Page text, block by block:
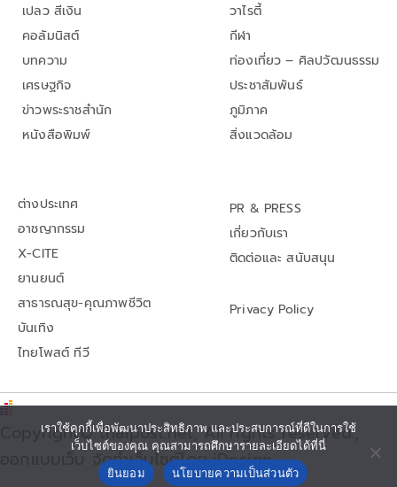
เปลว สีเงิน
คอลัมนิสต์
บทความ
เศรษฐกิจ
ข่าวพระราชสำนัก
หนังสือพิมพ์
วาไรตี้
กีฬา
ท่องเที่ยว – ศิลปวัฒนธรรม
ประชาสัมพันธ์
ภูมิภาค
สิ่งแวดล้อม
ต่างประเทศ
อาชญากรรม
X-CITE
ยานยนต์
สาธารณสุข-คุณภาพชีวิต
บันเทิง
ไทยโพสต์ ทีวี
PR & PRESS
เกี่ยวกับเรา
ติดต่อและ สนับสนุน
Privacy Policy
Copyright© thaipost.net, All rights reserved.,
ออกแบบเว็บ จัดทำเว็บไซต์โดย iDesign
เราใช้คุกกี้เพื่อพัฒนาประสิทธิภาพ และประสบการณ์ที่ดีในการใช้
เว็บไซต์ของคุณ คุณสามารถศึกษารายละเอียดได้ที่นี่
ยินยอม
นโยบายความเป็นส่วนตัว